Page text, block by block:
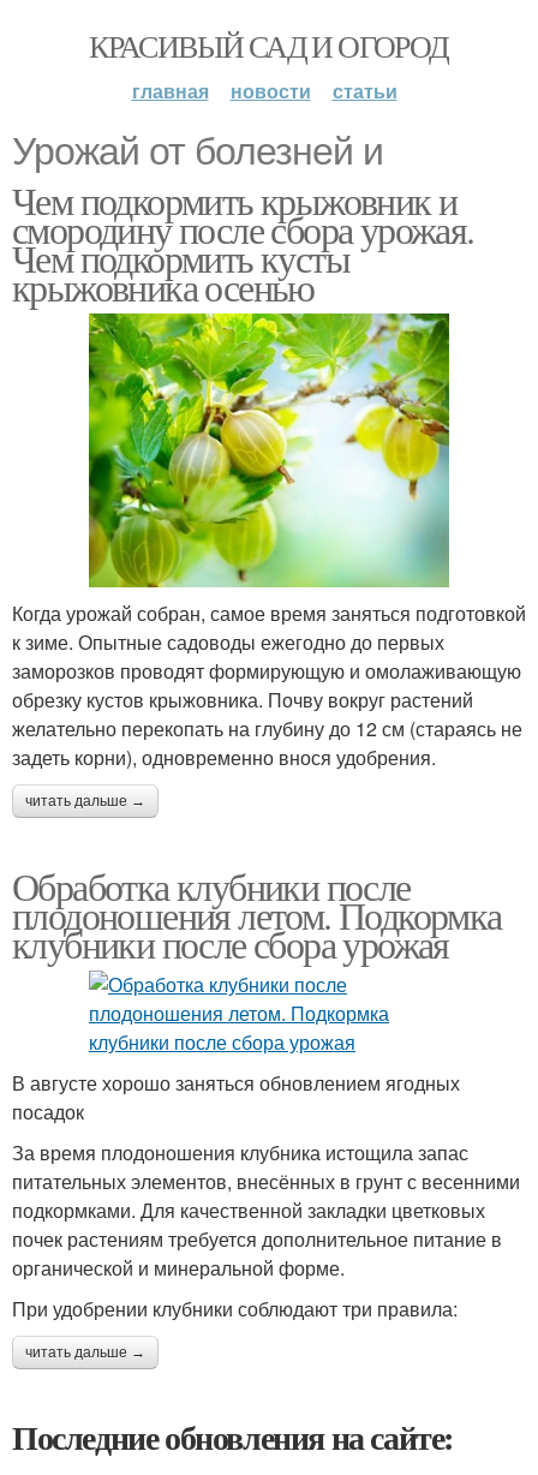
КРАСИВЫЙ САД И ОГОРОД
главная новости статьи
Урожай от болезней и
Чем подкормить крыжовник и
смородину после сбора урожая.
Чем подкормить кусты
крыжовника осенью
Когда урожай собран, самое время заняться подготовкой
к зиме. Опытные садоводы ежегодно до первых
заморозков проводят формирующую и омолаживающую
обрезку кустов крыжовника. Почву вокруг растений
желательно перекопать на глубину до 12 см (стараясь не
задеть корни), одновременно внося удобрения.
читать дальше →
Обработка клубники после
плодоношения летом. Подкормка
клубники после сбора урожая
В августе хорошо заняться обновлением ягодных
посадок
За время плодоношения клубника истощила запас
питательных элементов, внесённых в грунт с весенними
подкормками. Для качественной закладки цветковых
почек растениям требуется дополнительное питание в
органической и минеральной форме.
При удобрении клубники соблюдают три правила:
читать дальше →
Последние обновления на сайте: